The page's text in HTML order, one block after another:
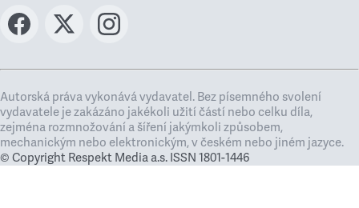
Autorská práva vykonává vydavatel. Bez písemného svolení
vydavatele je zakázáno jakékoli užití částí nebo celku díla,
zejména rozmnožování a šíření jakýmkoli způsobem,
mechanickým nebo elektronickým, v českém nebo jiném jazyce.
© Copyright Respekt Media a.s. ISSN 1801-1446